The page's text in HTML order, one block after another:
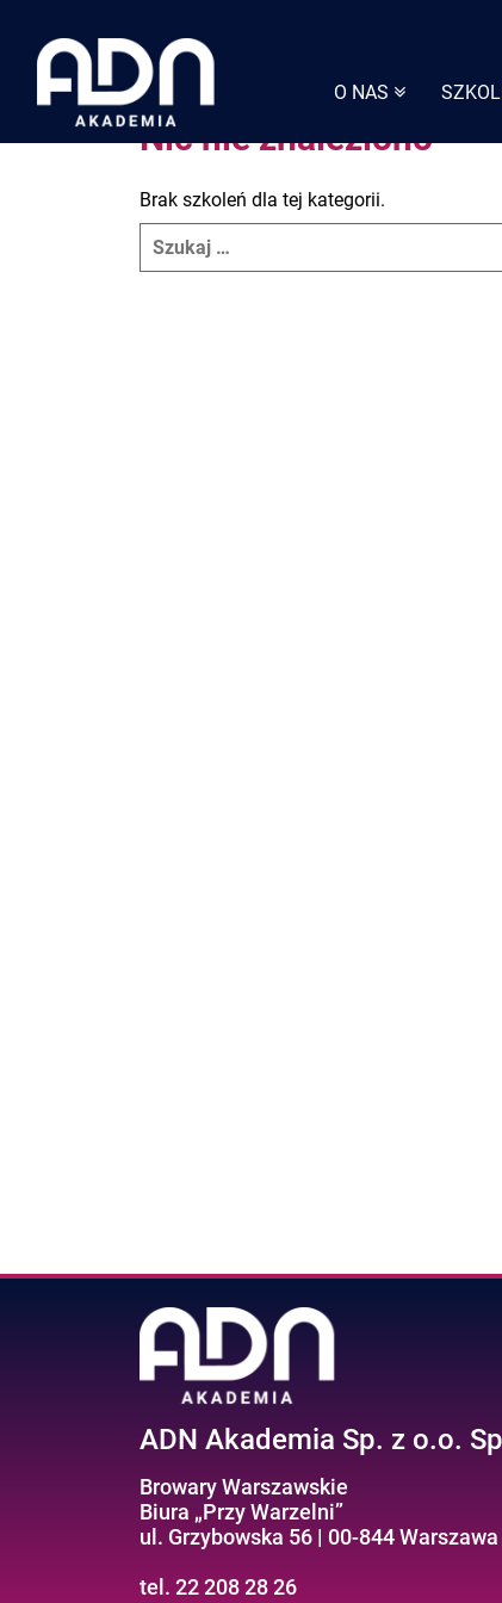
O NAS
content
Nic nie znaleziono
Brak szkoleń dla tej kategorii.
for:
ADN Akademia Sp. z o.o.
Browary Warszawskie
Biura „Przy Warzelni”
ul. Grzybowska 56 | 00-844 Warszawa
tel. 22 208 28 26